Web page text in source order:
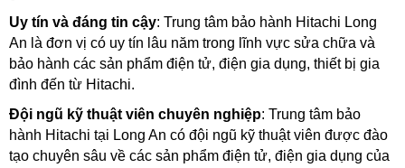
Uy tín và đáng tin cậy: Trung tâm bảo hành Hitachi Long
An là đơn vị có uy tín lâu năm trong lĩnh vực sửa chữa và
bảo hành các sản phẩm điện tử, điện gia dụng, thiết bị gia
đình đến từ Hitachi.
Đội ngũ kỹ thuật viên chuyên nghiệp: Trung tâm bảo
hành Hitachi tại Long An có đội ngũ kỹ thuật viên được đào
tạo chuyên sâu về các sản phẩm điện tử, điện gia dụng của